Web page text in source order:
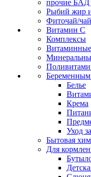
прочие БАД
Рыбий жир
Фиточай/чай
Витамин С
Комплексы
Белье
Крема
Уход
Бытовая
Для